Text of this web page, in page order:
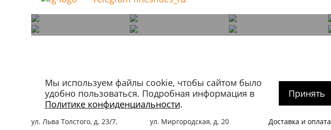
Магазин в Москве
+7 495 66-2-9876
119021,г. Москва,
ул. Льва Толстого, д. 23/7,
Магазин в Петербурге
+7 812 40-727-60
191024,г. Санкт-Петербург
ул. Миргородская, д. 20
О компании
Доставка и оплата
Мы используем файлы cookie, чтобы сайтом было
удобно пользоваться. Подробная информация в
Политике конфиденциальности.
Принять